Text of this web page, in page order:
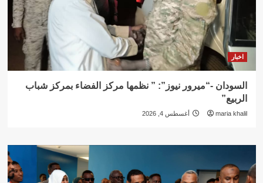
اخبار
السودان -“ميرور نيوز”: ” نظمها مركز الفضاء بمركز شباب
الربيع”
maria khalil أغسطس 4, 2026